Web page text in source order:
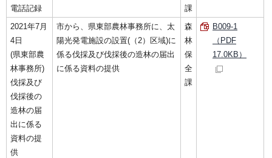
電話記録
課
2021年7月
4日
(県東部農
林事務所)
伐採及び
伐採後の
造林の届
出に係る
資料の提
供
市から、県東部農林事務所に、太
陽光発電施設の設置(（2）区域)に
係る伐採及び伐採後の造林の届出
に係る資料の提供
森
林
保
全
課
B009-1
（PDF
17.0KB）